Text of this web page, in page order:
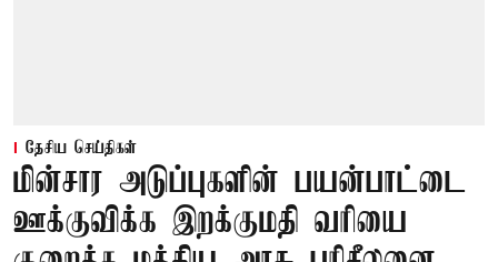
தேசிய செய்திகள்
மின்சார அடுப்புகளின் பயன்பாட்டை
ஊக்குவிக்க இறக்குமதி வரியை